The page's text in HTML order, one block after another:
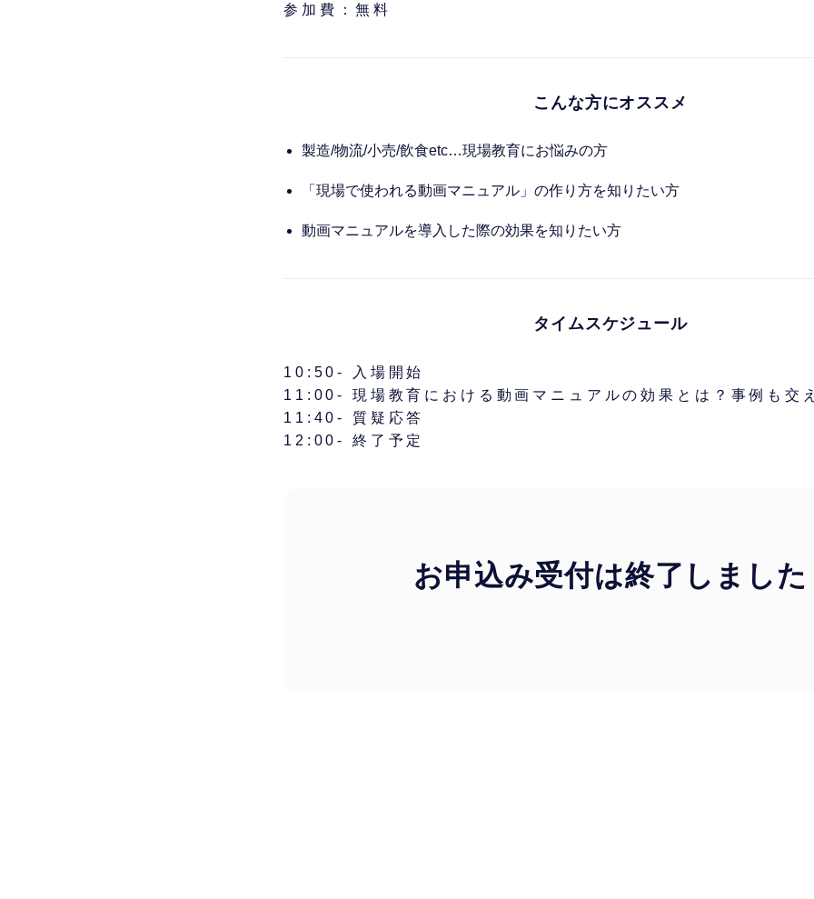
参加費：無料
こんな方にオススメ
製造/物流/小売/飲食etc…現場教育にお悩みの方
「現場で使われる動画マニュアル」の作り方を知りたい方
動画マニュアルを導入した際の効果を知りたい方
タイムスケジュール
10:50- 入場開始
11:00- 現場教育における動画マニュアルの効果とは？事例も交
11:40- 質疑応答
12:00- 終了予定
お申込み受付は終了しました